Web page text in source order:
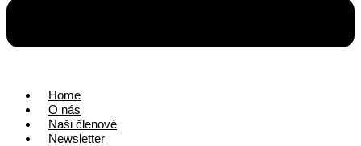
Home
O nás
Naši členové
Newsletter